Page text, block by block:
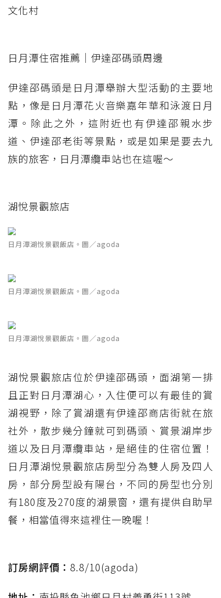
文化村
日月潭住宿推薦｜伊達邵碼頭周邊
伊達邵碼頭是日月潭舉辦大型活動的主要地
點，像是日月潭花火音樂嘉年華和泳渡日月
潭。除此之外，這附近也有伊達邵親水步
道、伊達邵老街等景點，或是如果是要去九
族的旅客，日月潭纜車站也在這喔～
湖悅景觀旅店
日月潭湖悅景觀飯店。圖／agoda
日月潭湖悅景觀飯店。圖／agoda
日月潭湖悅景觀飯店。圖／agoda
湖悅景觀旅店位於伊達邵碼頭，面湖第一排
且正對日月潭湖心，入住便可以有最佳的賞
湖視野，除了賞湖還有伊達邵商店街就在旅
社外，散步幾分鐘就可到碼頭、賞景湖岸步
道以及日月潭纜車站，是絕佳的住宿位置！
日月潭湖悅景觀旅店房型分為雙人房及四人
房，部分房型設有陽台，不同的房型也分別
有180度及270度的湖景窗，還有提供自助早
餐，相當值得來這裡住一晚喔！
訂房網評價： 8.8/10(agoda)